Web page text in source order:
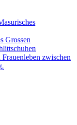
Grossen
zwischen